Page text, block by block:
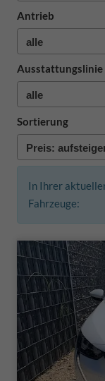
Antrieb
Ausstattungslinie
Sortierung
In Ihrer
Fahrzeuge: